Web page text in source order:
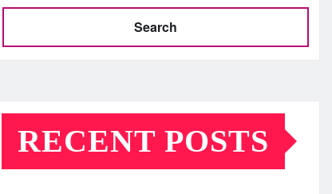
Search
RECENT POSTS